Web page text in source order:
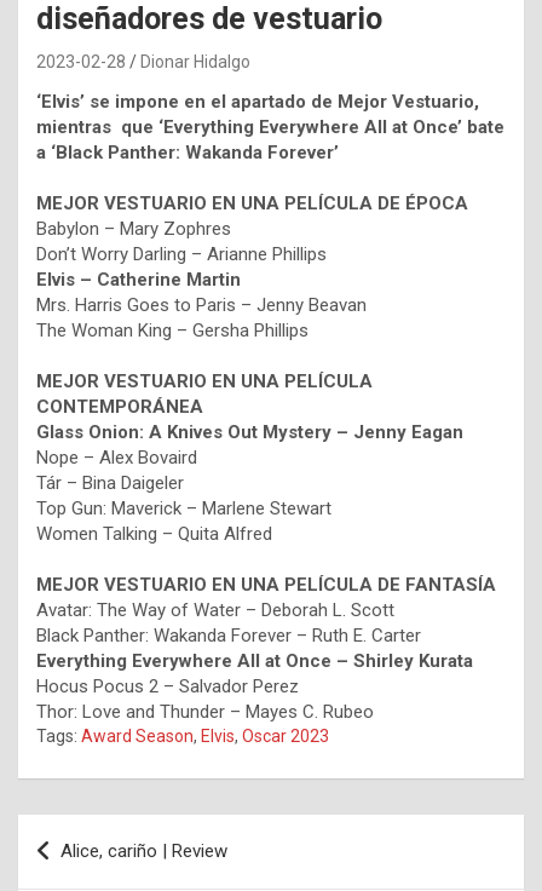
diseñadores de vestuario
2023-02-28 Dionar Hidalgo
‘Elvis’ se impone en el apartado de Mejor Vestuario,
mientras que ‘Everything Everywhere All at Once’ bate
a ‘Black Panther: Wakanda Forever’
MEJOR VESTUARIO EN UNA PELÍCULA DE ÉPOCA
Babylon – Mary Zophres
Don’t Worry Darling – Arianne Phillips
Elvis – Catherine Martin
Mrs. Harris Goes to Paris – Jenny Beavan
The Woman King – Gersha Phillips
MEJOR VESTUARIO EN UNA PELÍCULA
CONTEMPORÁNEA
Glass Onion: A Knives Out Mystery – Jenny Eagan
Nope – Alex Bovaird
Tár – Bina Daigeler
Top Gun: Maverick – Marlene Stewart
Women Talking – Quita Alfred
MEJOR VESTUARIO EN UNA PELÍCULA DE FANTASÍA
Avatar: The Way of Water – Deborah L. Scott
Black Panther: Wakanda Forever – Ruth E. Carter
Everything Everywhere All at Once – Shirley Kurata
Hocus Pocus 2 – Salvador Perez
Thor: Love and Thunder – Mayes C. Rubeo
Tags: Award Season, Elvis, Oscar 2023
Navegación
de
Alice, cariño | Review